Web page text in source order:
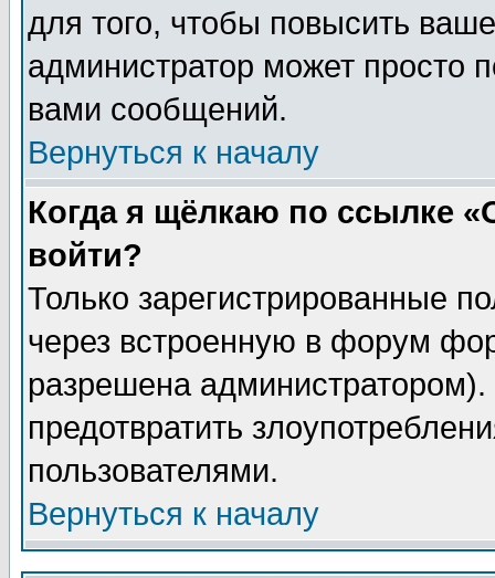
для того, чтобы повысить
администратор может просто
вами сообщений.
Вернуться к началу
Когда я щёлкаю по ссылке
войти?
Только зарегистрированные
через встроенную в форум
разрешена
предотвратить
пользователями.
Вернуться к началу